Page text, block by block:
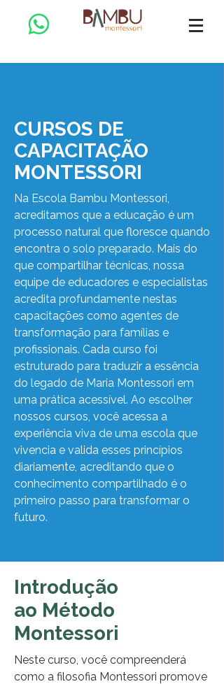
CURSOS DE
CAPACITAÇÃO
MONTESSORI
Na Escola Bambu Montessori,
acreditamos que a educação é um
processo natural que floresce quando
encontra o solo preparado. Mais do
que compartilhar técnicas, nossa
equipe de educadores e especialistas
acredita profundamente nestas
capacitações como agentes de
transformação para famílias e
profissionais. Cada curso foi
estruturado para traduzir a essência
do legado de Maria Montessori em
uma prática acessível. Ao escolher
nossos cursos, você acessa a
experiência viva de uma escola que
vivencia e valida esses princípios
diariamente, acreditando que o
conhecimento compartilhado é o
primeiro passo para transformar o
futuro.
Introdução
ao Método
Montessori
Neste curso, você compreenderá
como a filosofia Montessori promove